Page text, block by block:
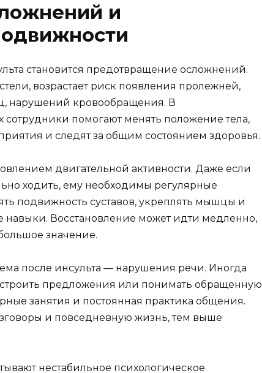
и
становится предотвращение осложнений.
возрастает риск появления пролежней,
нарушений кровообращения. В
помогают менять положение тела,
и следят за общим состоянием здоровья.
двигательной активности. Даже если
ходить, ему необходимы регулярные
подвижность суставов, укреплять мышцы и
навыки. Восстановление может идти медленно,
значение.
после инсульта — нарушения речи. Иногда
предложения или понимать обращенную
занятия и постоянная практика общения.
и повседневную жизнь, тем выше
нестабильное психологическое